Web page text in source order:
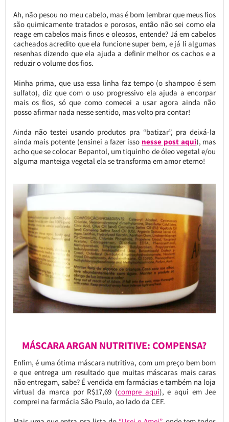
Ah, não pesou no meu cabelo, mas é bom lembrar que meus fios
são quimicamente tratados e porosos, então não sei como ela
reage em cabelos mais finos e oleosos, entende? Já em cabelos
cacheados acredito que ela funcione super bem, e já li algumas
resenhas dizendo que ela ajuda a definir melhor os cachos e a
reduzir o volume dos fios.
Minha prima, que usa essa linha faz tempo (o shampoo é sem
sulfato), diz que com o uso progressivo ela ajuda a encorpar
mais os fios, só que como comecei a usar agora ainda não
posso afirmar nada nesse sentido, mas volto pra contar!
Ainda não testei usando produtos pra “batizar”, pra deixá-la
ainda mais potente (ensinei a fazer isso nesse post aqui), mas
acho que se colocar Bepantol, um tiquinho de óleo vegetal e/ou
alguma manteiga vegetal ela se transforma em amor eterno!
MÁSCARA ARGAN NUTRITIVE: COMPENSA?
Enfim, é uma ótima máscara nutritiva, com um preço bem bom
e que entrega um resultado que muitas máscaras mais caras
não entregam, sabe? É vendida em farmácias e também na loja
virtual da marca por R$17,69 (compre aqui), e aqui em Jee
comprei na farmácia São Paulo, ao lado da CEF.